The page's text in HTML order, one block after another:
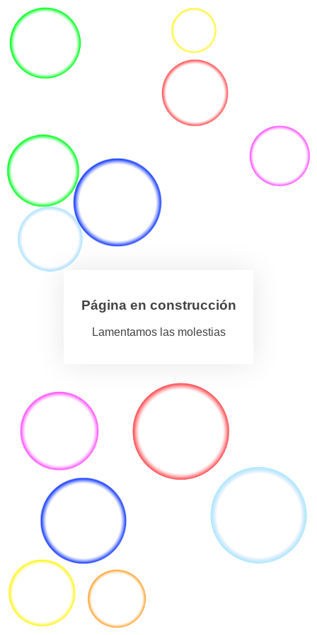
Página en construcción
Lamentamos las molestias